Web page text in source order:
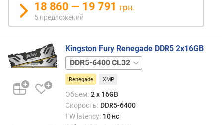
а
м
п
д
а
е
18 860 — 19 791 грн.
5 предложений
Kingston Fury Renegade DDR5 2x16GB
DDR5-
7200
CL38
DDR5-
7600
CL38
DDR5-
Renegade XMP
Объем: 2 х 16GB
Скорость: DDR5-6400
FW latency: 10 нс